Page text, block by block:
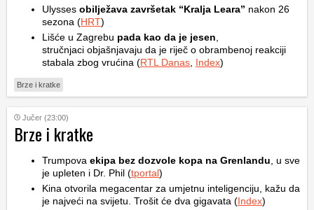
Ulysses obilježava završetak “Kralja Leara” nakon 26
sezona (HRT)
Lišće u Zagrebu pada kao da je jesen
stručnjaci objašnjavaju da je riječ o obrambenoj reakciji
stabala zbog vrućina (RTL Danas Index)
Brze i kratke
Jučer (23:00)
Brze i kratke
Trumpova ekipa bez dozvole kopa na Grenlandu , u sve
je upleten i Dr. Phil (tportal)
Kina otvorila megacentar za umjetnu inteligenciju, kažu da
je najveći na svijetu. Trošit će dva gigavata (Index)